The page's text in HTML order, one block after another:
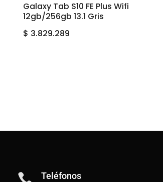
Galaxy Tab S10 FE Plus Wifi
12gb/256gb 13.1 Gris
$ 3.829.289
 Teléfonos